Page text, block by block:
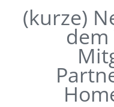
(kurze)
dem